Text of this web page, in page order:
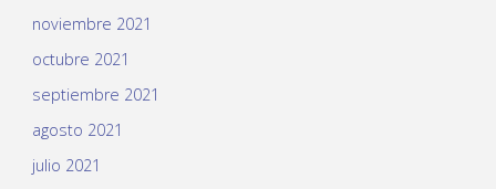
noviembre 2021
octubre 2021
septiembre 2021
agosto 2021
julio 2021